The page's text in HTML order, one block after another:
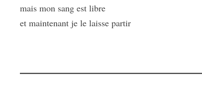
mais mon sang est libre
et maintenant je le laisse partir